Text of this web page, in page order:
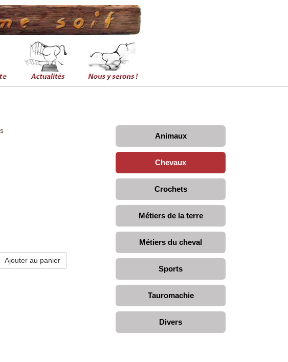
Animaux
Chevaux
Crochets
Métiers de la terre
Métiers du cheval
Sports
Tauromachie
Divers